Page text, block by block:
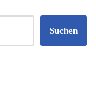
Suchen